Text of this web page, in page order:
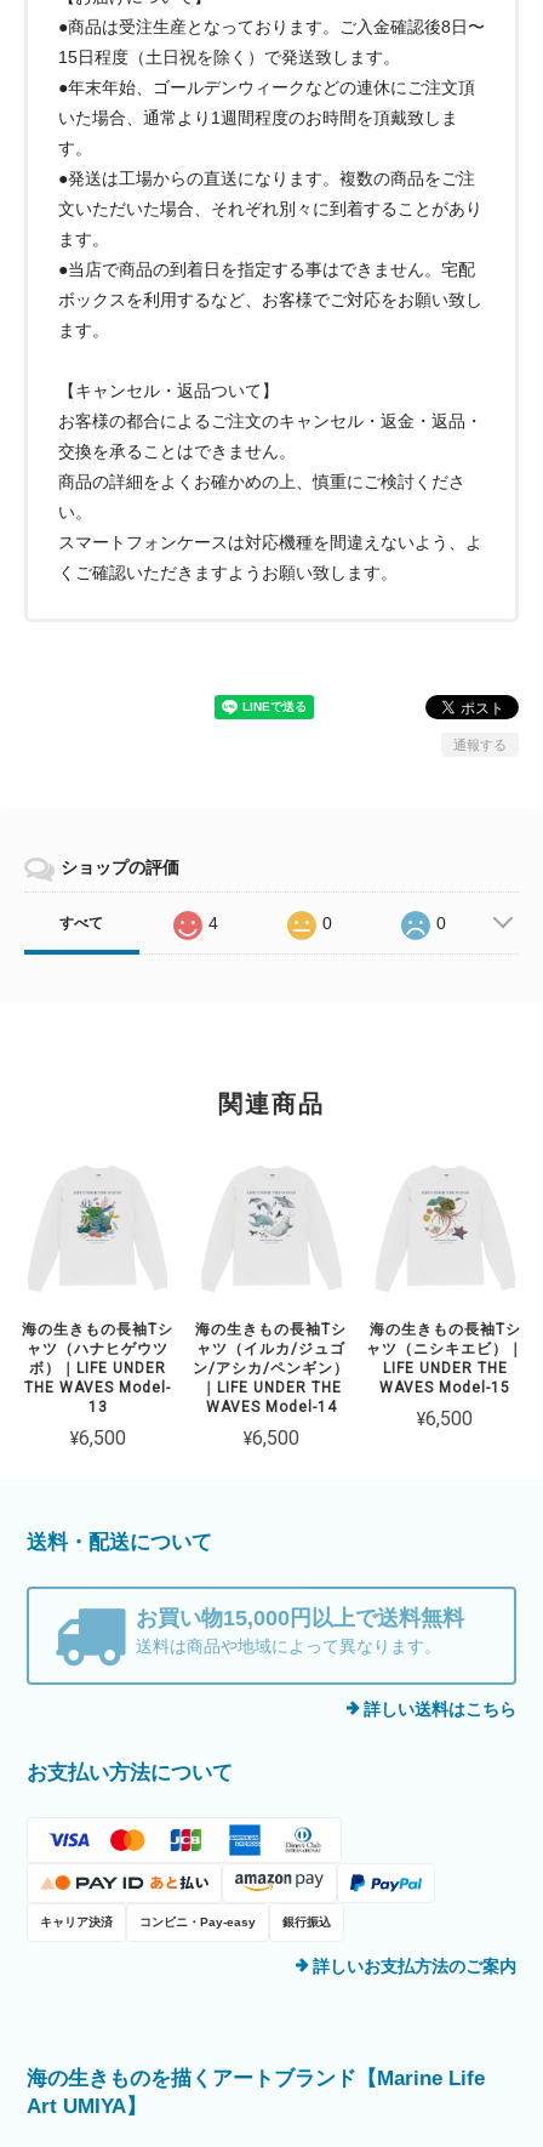
●商品は受注生産となっております。ご入金確認後8日〜
15日程度（土日祝を除く）で発送致します。
●年末年始、ゴールデンウィークなどの連休にご注文頂
いた場合、通常より1週間程度のお時間を頂戴致しま
す。
●発送は工場からの直送になります。複数の商品をご注
文いただいた場合、それぞれ別々に到着することがあり
ます。
●当店で商品の到着日を指定する事はできません。宅配
ボックスを利用するなど、お客様でご対応をお願い致し
ます。
【キャンセル・返品ついて】
お客様の都合によるご注文のキャンセル・返金・返品・
交換を承ることはできません。
商品の詳細をよくお確かめの上、慎重にご検討くださ
い。
スマートフォンケースは対応機種を間違えないよう、よ
くご確認いただきますようお願い致します。
通報する
ショップの評価
すべて 4 0 0
関連商品
海の生きもの長袖Tシ
ャツ（ハナヒゲウツ
ボ）｜LIFE UNDER
THE WAVES Model-
13
¥6,500
海の生きもの長袖Tシ
ャツ（イルカ/ジュゴ
ン/アシカ/ペンギン）
｜LIFE UNDER THE
WAVES Model-14
¥6,500
海の生きもの長袖Tシ
ャツ（ニシキエビ）｜
LIFE UNDER THE
WAVES Model-15
¥6,500
送料・配送について
お買い物15,000円以上で送料無料
送料は商品や地域によって異なります。
詳しい送料はこちら
お支払い方法について
キャリア決済 コンビニ・Pay-easy 銀行振込
詳しいお支払方法のご案内
海の生きものを描くアートブランド【Marine Life
Art UMIYA】